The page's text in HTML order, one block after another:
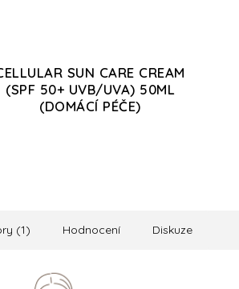
SUN CARE CREAM
(SPF 50+ UVB/UVA) 50ML
(DOMÁCÍ PÉČE)
(1) Hodnocení Diskuze